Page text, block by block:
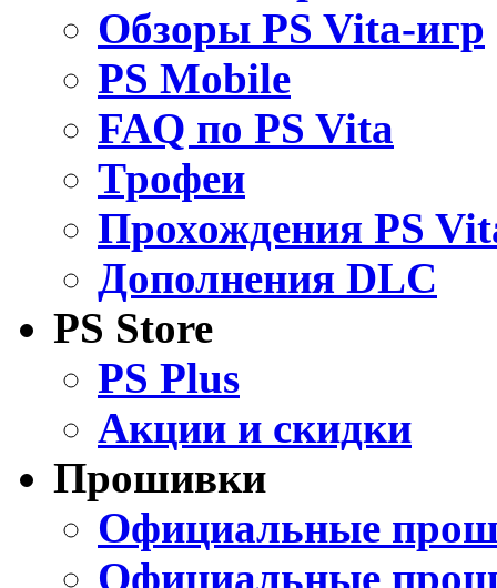
Обзоры PS Vita-игр
PS Mobile
FAQ по PS Vita
Трофеи
Прохождения PS
Дополнения DLC
PS Store
PS Plus
Акции и скидки
Прошивки
Официальные
Официальные